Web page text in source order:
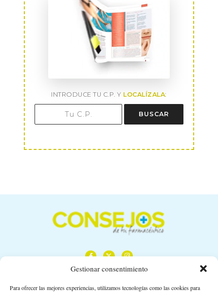
Gestionar consentimiento
Para ofrecer las mejores experiencias, utilizamos tecnologías como las cookies para
INTRODUCE TU C.P. Y LOCALÍZALA:
BUSCAR